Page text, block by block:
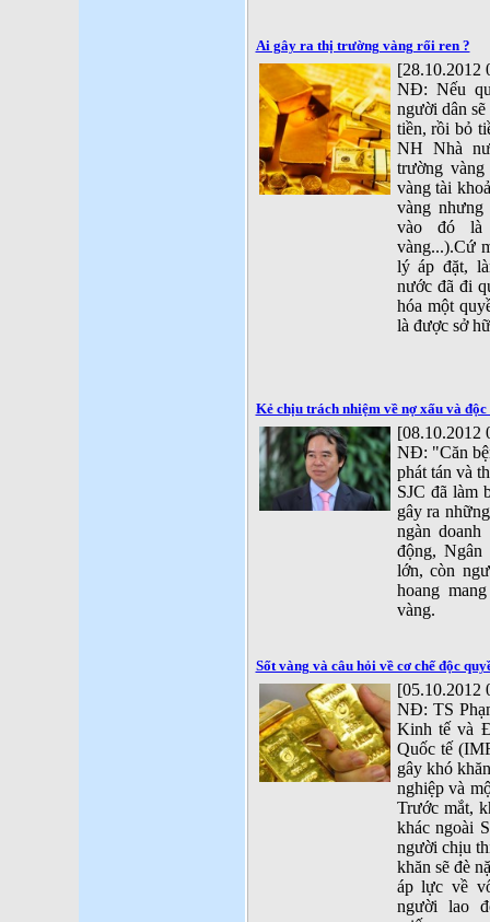
Ai gây ra thị trường vàng rối ren ?
[28.10.2012
NĐ: Nếu
người dân
tiền, rồi bỏ
NH Nhà
trường
vàng tài
vàng
vào đó là
vàng...).Cứ
lý áp đặt,
nước đã đi
hóa một
là được sở
Kẻ chịu trách nhiệm về nợ xấu và
[08.10.2012
NĐ: "Căn
phát tán và
SJC đã làm
gây ra
ngàn
động, Ngân
lớn, còn
hoang
vàng.
Sốt vàng và câu hỏi về cơ chế độc
[05.10.2012
NĐ: TS
Kinh tế và
Quốc tế
gây khó
nghiệp và
Trước mắt,
khác ngoài
người chịu
khăn sẽ đè
áp lực về
người lao